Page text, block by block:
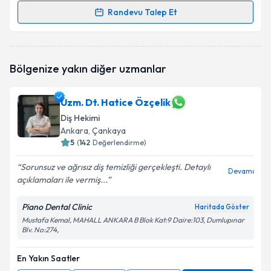
Randevu Talep Et
Randevu Takvimi Talebi
Size bu uzmandan randevu almanız için bir takvim
E-posta Adresiniz
Kişisel verilerimin işlenmesine ilişkinAydınlatma
Metni'ni okudum ve kişisel verilerimin belirtilen
Bölgenize yakın diğer uzmanlar
Uzm. Dt. Hatice Özçelik
Diş Hekimi
Ankara, Çankaya
5 (142 Değerlendirme)
Sorunsuz ve ağrısız diş temizliği gerçekleşti. Detaylı
açıklamaları ile vermiş...
Devamı
Piano Dental Clinic Haritada Göster
Mustafa Kemal, MAHALL ANKARA B Blok Kat:9 Daire:103, Dumlupınar
Blv. No:274,
En Yakın Saatler